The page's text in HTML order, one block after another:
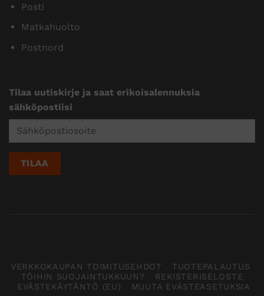
Posti
Matkahuolto
Postnord
Tilaa uutiskirje ja saat erikoisalennuksia
sähköpostiisi
VERKKOKAUPAN TOIMITUSEHDOT
TUOTEPALAUTUS
TÖIHIN SUOJAINTUKKUUN?
REKISTERISELOSTE
EVÄSTEKÄYTÄNTÖ (EU)
MUUTA EVÄSTEASETUKSIA